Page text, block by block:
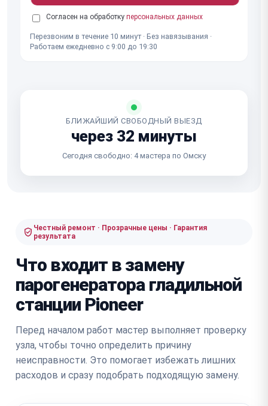
Согласен на обработку персональных данных
Перезвоним в течение 10 минут · Без навязывания ·
Работаем ежедневно с 9:00 до 19:30
БЛИЖАЙШИЙ СВОБОДНЫЙ ВЫЕЗД
через 32 минуты
Сегодня свободно: 4 мастера по Омску
Честный ремонт · Прозрачные цены · Гарантия
результата
Что входит в замену
парогенератора гладильной
станции Pioneer
Перед началом работ мастер выполняет проверку
узла, чтобы точно определить причину
неисправности. Это помогает избежать лишних
расходов и сразу подобрать подходящую замену.